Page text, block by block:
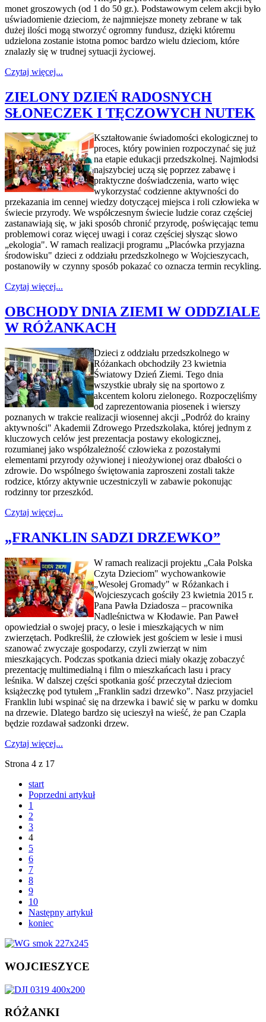
monet groszowych (od 1 do 50 gr.). Podstawowym celem akcji było
uświadomienie dzieciom, że najmniejsze monety zebrane w tak
dużej ilości mogą stworzyć ogromny fundusz, dzięki któremu
udzielona zostanie istotna pomoc bardzo wielu dzieciom, które
znalazły się w trudnej sytuacji życiowej.
Czytaj więcej...
ZIELONY DZIEŃ RADOSNYCH
SŁONECZEK I TĘCZOWYCH NUTEK
Kształtowanie świadomości ekologicznej to
proces, który powinien rozpoczynać się już
na etapie edukacji przedszkolnej. Najmłodsi
najszybciej uczą się poprzez zabawę i
praktyczne doświadczenia, warto więc
wykorzystać codzienne aktywności do
przekazania im cennej wiedzy dotyczącej miejsca i roli człowieka w
świecie przyrody. We współczesnym świecie ludzie coraz częściej
zastanawiają się, w jaki sposób chronić przyrodę, poświęcając temu
problemowi coraz więcej uwagi i coraz częściej słysząc słowo
„ekologia". W ramach realizacji programu „Placówka przyjazna
środowisku" dzieci z oddziału przedszkolnego w Wojcieszycach,
postanowiły w czynny sposób pokazać co oznacza termin recykling.
Czytaj więcej...
OBCHODY DNIA ZIEMI W ODDZIALE
W RÓŻANKACH
Dzieci z oddziału przedszkolnego w
Różankach obchodziły 23 kwietnia
Światowy Dzień Ziemi. Tego dnia
wszystkie ubrały się na sportowo z
akcentem koloru zielonego. Rozpoczęliśmy
od zaprezentowania piosenek i wierszy
poznanych w trakcie realizacji wiosennej akcji „Podróż do krainy
aktywności" Akademii Zdrowego Przedszkolaka, której jednym z
kluczowych celów jest prezentacja postawy ekologicznej,
rozumianej jako współzależność człowieka z pozostałymi
elementami przyrody ożywionej i nieożywionej oraz dbałości o
zdrowie. Do wspólnego świętowania zaproszeni zostali także
rodzice, którzy aktywnie uczestniczyli w zabawie pokonując
rodzinny tor przeszkód.
Czytaj więcej...
„FRANKLIN SADZI DRZEWKO”
W ramach realizacji projektu „Cała Polska
Czyta Dzieciom" wychowankowie
„Wesołej Gromady" w Różankach i
Wojcieszycach gościły 23 kwietnia 2015 r.
Pana Pawła Dziadosza – pracownika
Nadleśnictwa w Kłodawie. Pan Paweł
opowiedział o swojej pracy, o lesie i mieszkających w nim
zwierzętach. Podkreślił, że człowiek jest gościem w lesie i musi
szanować zwyczaje gospodarzy, czyli zwierząt w nim
mieszkających. Podczas spotkania dzieci miały okazję zobaczyć
prezentację multimedialną i film o mieszkańcach lasu i pracy
leśnika. W dalszej części spotkania gość przeczytał dzieciom
książeczkę pod tytułem „Franklin sadzi drzewko". Nasz przyjaciel
Franklin lubi wspinać się na drzewka i bawić się w parku w domku
na drzewie. Dlatego bardzo się ucieszył na wieść, że pan Czapla
będzie rozdawał sadzonki drzew.
Czytaj więcej...
Strona 4 z 17
start
Poprzedni artykuł
1
2
3
4
5
6
7
8
9
10
Następny artykuł
koniec
WOJCIESZYCE
RÓŻANKI